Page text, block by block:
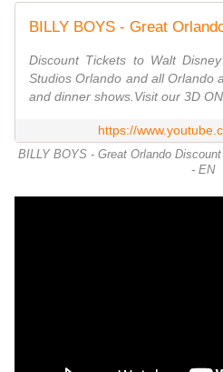
Discount Tickets to Walt
Studios Orlando and all Orlando
and dinner shows.Visit our 3D
https://
BILLY BOYS - Great Orlando
- EN